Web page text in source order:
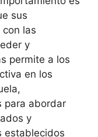
sus
las
y
permite a los
en los
para abordar
y
establecidos